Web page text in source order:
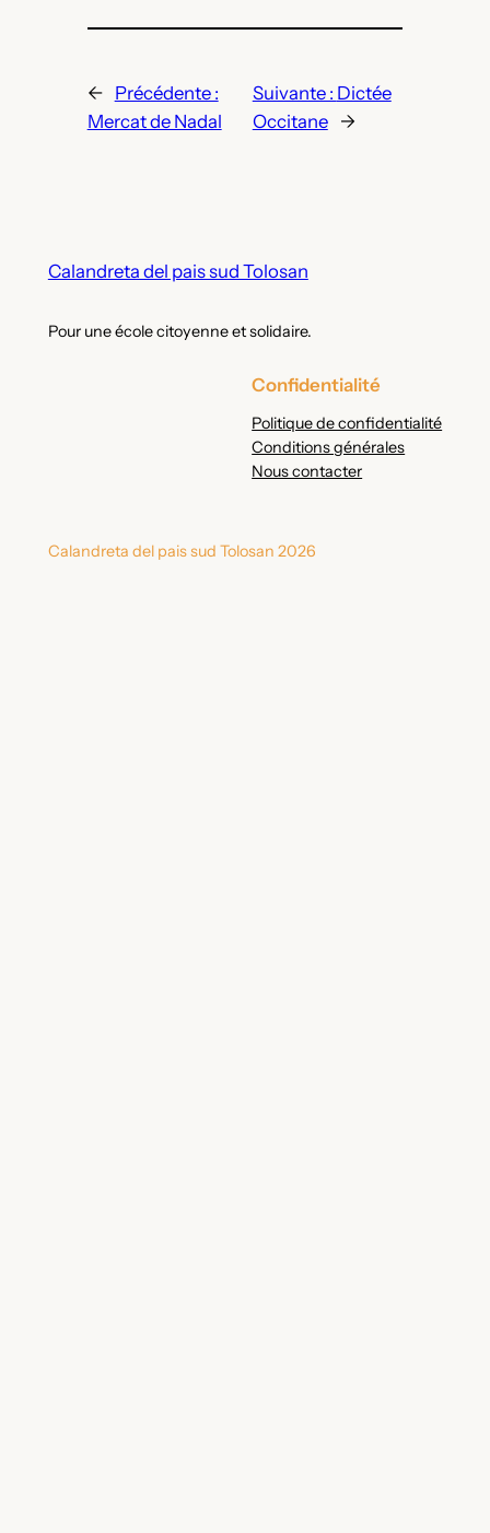
←
Précédente :
Mercat de Nadal
Suivante : Dictée
Occitane
→
Calandreta del pais sud Tolosan
Pour une école citoyenne et solidaire.
Confidentialité
Politique de confidentialité
Conditions générales
Nous contacter
Calandreta del pais sud Tolosan 2026